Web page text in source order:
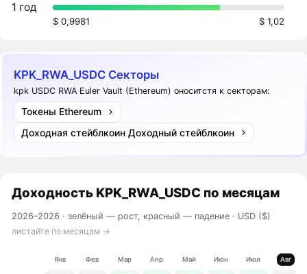
1 год
$ 0,9981 $ 1,02
KPK_RWA_USDC Секторы
kpk USDC RWA Euler Vault (Ethereum) оноситстя к секторам:
Токены Ethereum
Доходная стейблкоин Доходный стейблкоин
Доходность KPK_RWA_USDC по месяцам
2026–2026 ·зелёный — рост, красный — падение · USD ($)
листайте по месяцам →
Янв Фев Мар Апр Май Июн Июл Авг